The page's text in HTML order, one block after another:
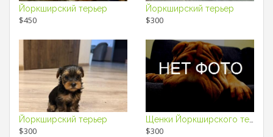
Йоркширский терьер
$450
Йоркширский терьер
$300
Йоркширский терьер
$300 $300